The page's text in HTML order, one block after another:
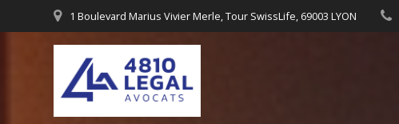
au
1 Boulevard Marius Vivier Merle, Tour SwissLife, 69003 LYON